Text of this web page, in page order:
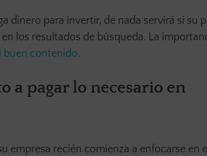
dinero para invertir, de nada servirá si su
los resultados de búsqueda. La
buen contenido.
a pagar lo necesario en
empresa recién comienza a enfocarse en